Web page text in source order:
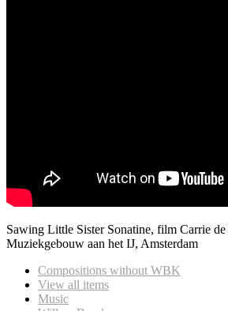
Sawing Little Sister Sonatine, film Carrie
Muziekgebouw aan het IJ, Amsterdam
Compositions without WBK
View all items
Music